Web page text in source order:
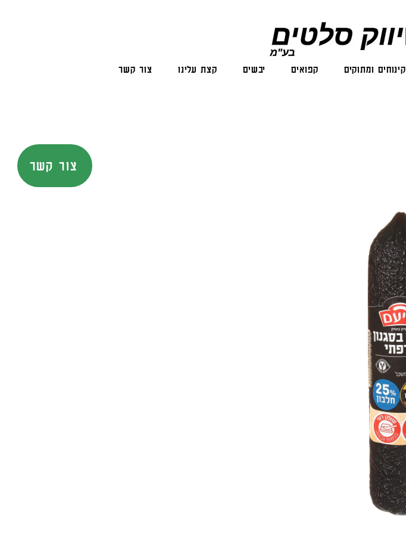
צור קשר
קינוחים ומתוקים קפואים יבשים קצת עלינו צור קשר